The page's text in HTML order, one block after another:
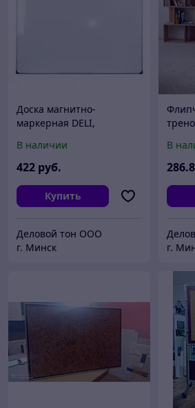
Доска магнитно-
маркерная DELI,
серебристой раме,
1200*2400 мм
В наличии
422 руб.
Купить
Деловой тон ООО
г. Минск
В
286
г.